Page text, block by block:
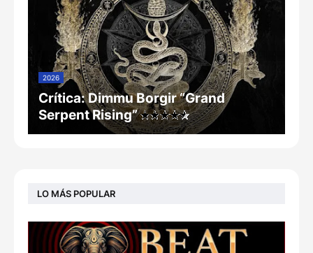
2026
Crítica: Dimmu Borgir “Grand
Serpent Rising”
LO MÁS POPULAR